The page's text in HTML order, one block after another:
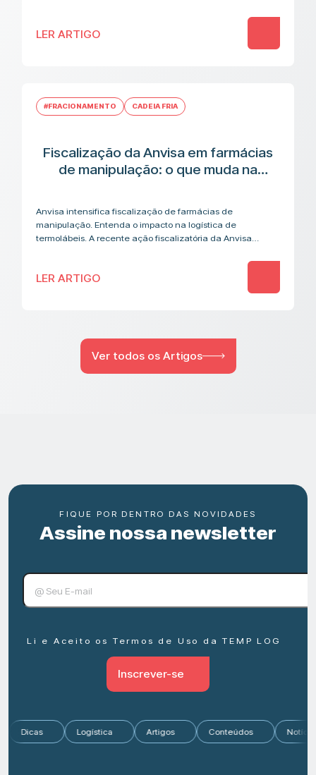
LER ARTIGO
#FRACIONAMENTO CADEIA FRIA
Fiscalização da Anvisa em farmácias
de manipulação: o que muda na
Anvisa intensifica fiscalização de farmácias de
manipulação. Entenda o impacto na logística de
termolábeis. A recente ação fiscalizatória da Anvisa
LER ARTIGO
Ver todos os Artigos
FIQUE POR DENTRO DAS NOVIDADES
Assine nossa newsletter
Li e Aceito os Termos de Uso da TEMP LOG
Inscrever-se
Dicas Logística Artigos Conteúdos